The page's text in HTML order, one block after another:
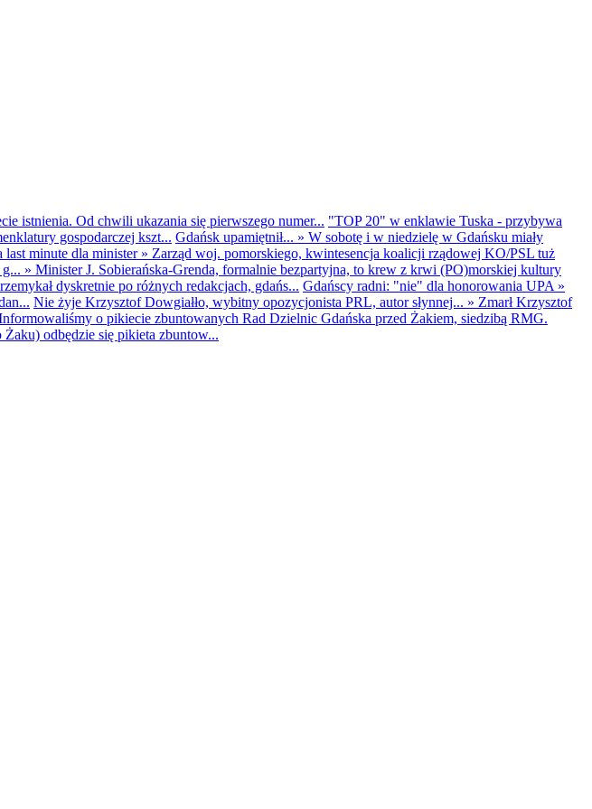
istnienia. Od chwili ukazania się pierwszego numer... "TOP 20" w enklawie Tuska - przybywa
gospodarczej kszt... Gdańsk upamiętnił... » W sobotę i w niedzielę w Gdańsku miały
minute dla minister» Zarząd woj. pomorskiego, kwintesencja koalicji rządowej KO/PSL tuż
» Minister J. Sobierańska-Grenda, formalnie bezpartyjna, to krew z krwi (PO)morskiej kultury
dyskretnie po różnych redakcjach, gdańs... Gdańscy radni: "nie" dla honorowania UPA »
Nie żyje Krzysztof Dowgiałło, wybitny opozycjonista PRL, autor słynnej... » Zmarł Krzysztof
o pikiecie zbuntowanych Rad Dzielnic Gdańska przed Żakiem, siedzibą RMG.
odbędzie się pikieta zbuntow...